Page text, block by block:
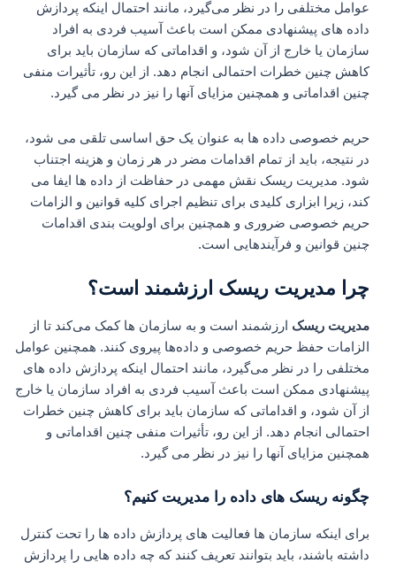
عوامل مختلفی را در نظر می‌گیرد، مانند احتمال اینکه پردازش
داده‌ های پیشنهادی ممکن است باعث آسیب فردی به افراد
سازمان یا خارج از آن شود، و اقداماتی که سازمان باید برای
کاهش چنین خطرات احتمالی انجام دهد. از این رو، تأثیرات منفی
چنین اقداماتی و همچنین مزایای آنها را نیز در نظر می گیرد.
حریم خصوصی داده ها به عنوان یک حق اساسی تلقی می شود،
در نتیجه، باید از تمام اقدامات مضر در هر زمان و هزینه اجتناب
شود. مدیریت ریسک نقش مهمی در حفاظت از داده ها ایفا می
کند، زیرا ابزاری کلیدی برای تنظیم اجرای کلیه قوانین و الزامات
حریم خصوصی ضروری و همچنین برای اولویت بندی اقدامات
چنین قوانین و فرآیندهایی است.
چرا مدیریت ریسک ارزشمند است؟
مدیریت ریسکارزشمند است و به سازمان‌ ها کمک می‌کند تا از
الزامات حفظ حریم خصوصی و داده‌ها پیروی کنند. همچنین عوامل
مختلفی را در نظر می‌گیرد، مانند احتمال اینکه پردازش داده‌ های
پیشنهادی ممکن است باعث آسیب فردی به افراد سازمان یا خارج
از آن شود، و اقداماتی که سازمان باید برای کاهش چنین خطرات
احتمالی انجام دهد. از این رو، تأثیرات منفی چنین اقداماتی و
همچنین مزایای آنها را نیز در نظر می گیرد.
چگونه ریسک های داده را مدیریت کنیم؟
برای اینکه سازمان‌ ها فعالیت‌ های پردازش داده‌ ها را تحت کنترل
داشته باشند، باید بتوانند تعریف کنند که چه داده‌ هایی را پردازش